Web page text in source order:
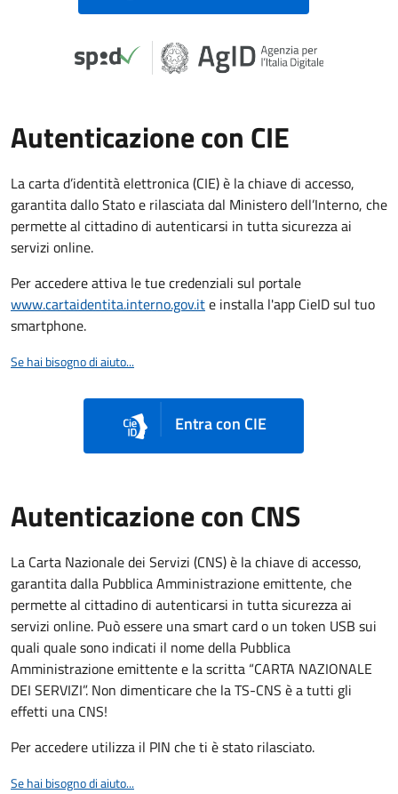
Autenticazione con CIE
La carta d’identità elettronica (CIE) è la chiave di accesso,
garantita dallo Stato e rilasciata dal Ministero dell’Interno, che
permette al cittadino di autenticarsi in tutta sicurezza ai
servizi online.
Per accedere attiva le tue credenziali sul portale
www.cartaidentita.interno.gov.ite installa l'app CieID sul tuo
smartphone.
Se hai bisogno di aiuto...
Entra con CIE
Autenticazione con CNS
La Carta Nazionale dei Servizi (CNS) è la chiave di accesso,
garantita dalla Pubblica Amministrazione emittente, che
permette al cittadino di autenticarsi in tutta sicurezza ai
servizi online. Può essere una smart card o un token USB sui
quali quale sono indicati il nome della Pubblica
Amministrazione emittente e la scritta “CARTA NAZIONALE
DEI SERVIZI”. Non dimenticare che la TS-CNS è a tutti gli
effetti una CNS!
Per accedere utilizza il PIN che ti è stato rilasciato.
Se hai bisogno di aiuto...